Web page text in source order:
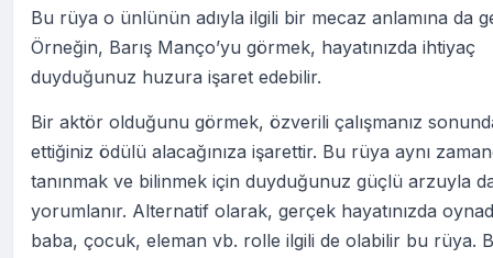
Bu rüya o ünlünün adıyla ilgili bir mecaz anlamına da
Örneğin, Barış Manço’yu görmek, hayatınızda ihtiyaç
duyduğunuz huzura işaret edebilir.
Bir aktör olduğunu görmek, özverili çalışmanız
ettiğiniz ödülü alacağınıza işarettir. Bu rüya aynı
tanınmak ve bilinmek için duyduğunuz güçlü arzuyla
yorumlanır. Alternatif olarak, gerçek hayatınızda
baba, çocuk, eleman vb. rolle ilgili de olabilir bu rüya.